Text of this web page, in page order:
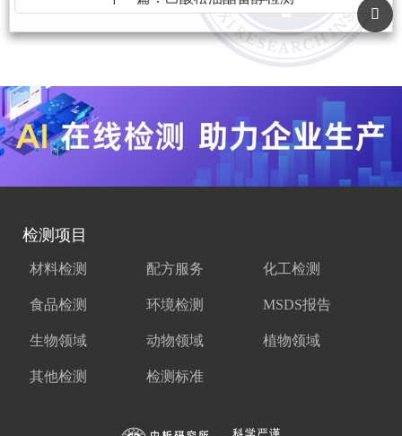
检测项目
材料检测 配方服务 化工检测
食品检测 环境检测 MSDS报告
生物领域 动物领域 植物领域
其他检测 检测标准